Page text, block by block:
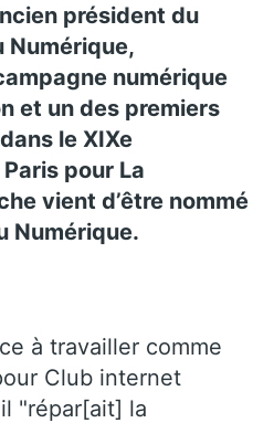
président du
Numérique,
numérique
et un des premiers
le XIXe
pour La
vient d’être nommé
Numérique.
à travailler comme
Club internet
"répar[ait] la